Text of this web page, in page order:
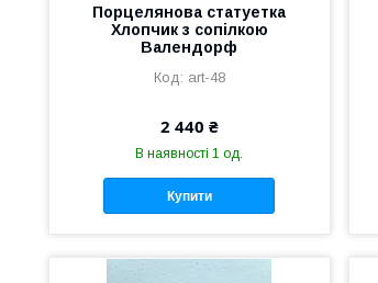
Порцелянова статуетка
Хлопчик з сопілкою
Валендорф
art-48
2 440 ₴
В наявності 1 од.
Купити